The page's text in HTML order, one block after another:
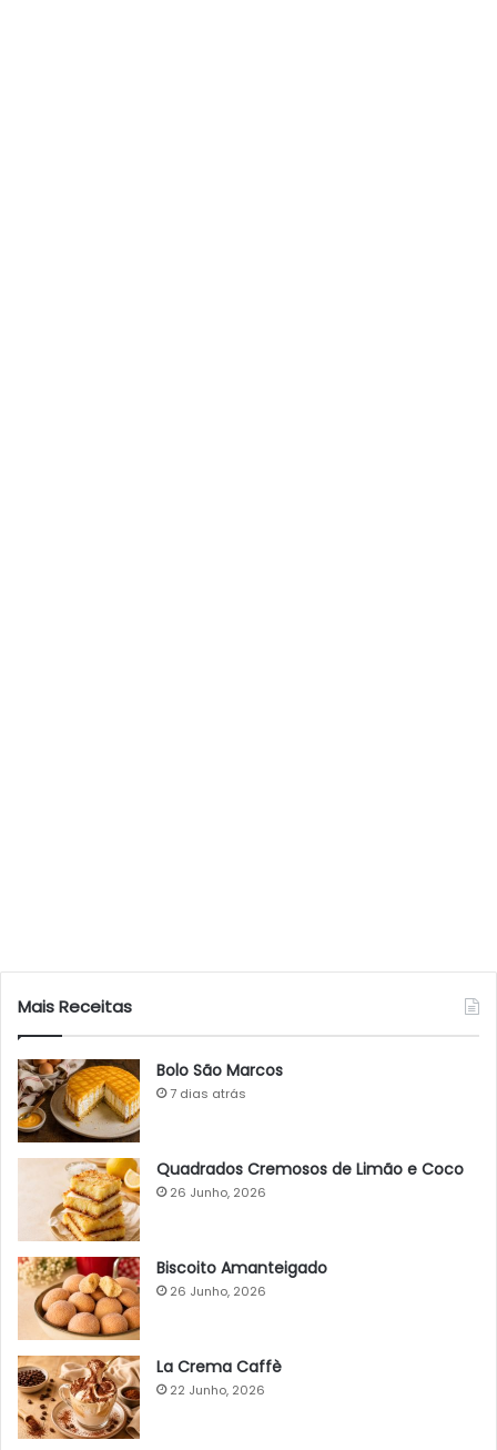
Mais Receitas
Bolo São Marcos
7 dias atrás
Quadrados Cremosos de Limão e Coco
26 Junho, 2026
Biscoito Amanteigado
26 Junho, 2026
La Crema Caffè
22 Junho, 2026